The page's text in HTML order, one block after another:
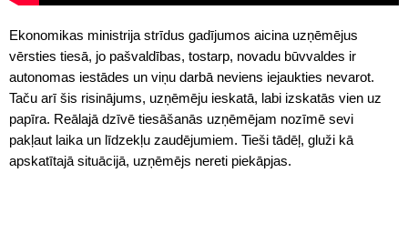
Ekonomikas ministrija strīdus gadījumos aicina uzņēmējus
vērsties tiesā, jo pašvaldības, tostarp, novadu būvvaldes ir
autonomas iestādes un viņu darbā neviens iejaukties nevarot.
Taču arī šis risinājums, uzņēmēju ieskatā, labi izskatās vien uz
papīra. Reālajā dzīvē tiesāšanās uzņēmējam nozīmē sevi
pakļaut laika un līdzekļu zaudējumiem. Tieši tādēļ, gluži kā
apskatītajā situācijā, uzņēmējs nereti piekāpjas.